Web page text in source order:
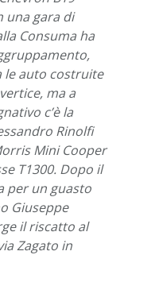
una gara di
Consuma ha
le auto costruite
ma a
c’è la
Rinolfi
Mini Cooper
T1300. Dopo il
per un guasto
Giuseppe
il riscatto al
Zagato in